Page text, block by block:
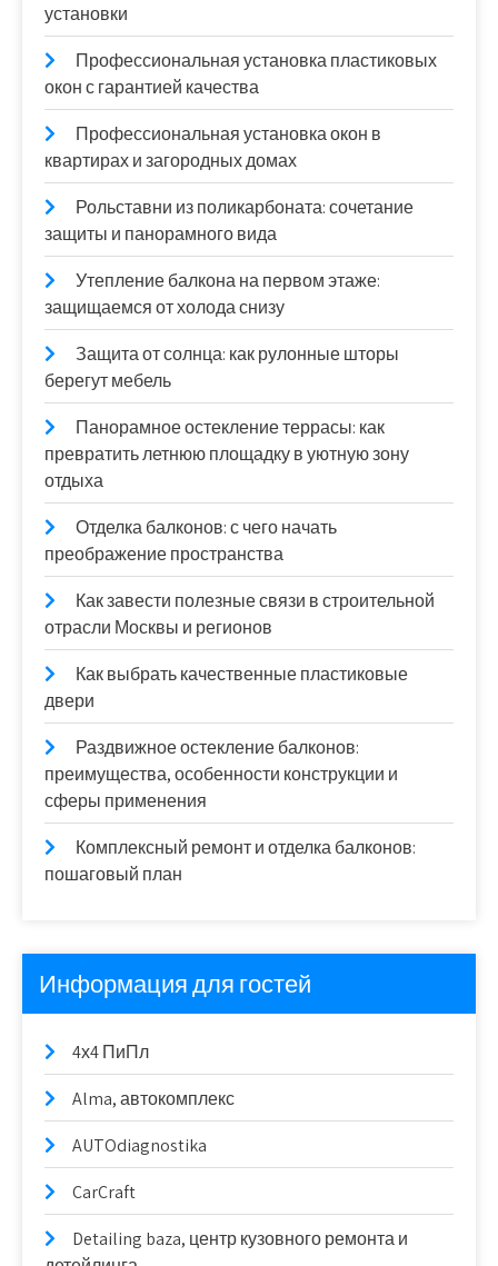
установки
Профессиональная установка пластиковых
окон с гарантией качества
Профессиональная установка окон в
квартирах и загородных домах
Рольставни из поликарбоната: сочетание
защиты и панорамного вида
Утепление балкона на первом этаже:
защищаемся от холода снизу
Защита от солнца: как рулонные шторы
берегут мебель
Панорамное остекление террасы: как
превратить летнюю площадку в уютную зону
отдыха
Отделка балконов: с чего начать
преображение пространства
Как завести полезные связи в строительной
отрасли Москвы и регионов
Как выбрать качественные пластиковые
двери
Раздвижное остекление балконов:
преимущества, особенности конструкции и
сферы применения
Комплексный ремонт и отделка балконов:
пошаговый план
Информация для гостей
4х4 ПиПл
Alma, автокомплекс
AUTOdiagnostika
CarCraft
Detailing baza, центр кузовного ремонта и